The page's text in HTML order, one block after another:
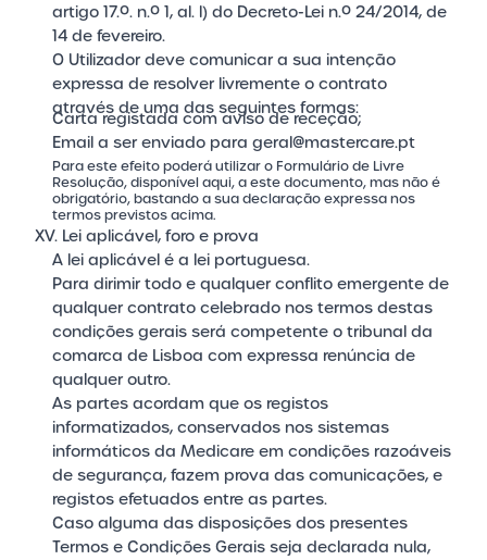
artigo 17.º. n.º 1, al. l) do Decreto-Lei n.º 24/2014, de
14 de fevereiro.
O Utilizador deve comunicar a sua intenção
expressa de resolver livremente o contrato
através de uma das seguintes formas:
Carta registada com aviso de receção;
Email a ser enviado para geral@mastercare.pt
Para este efeito poderá utilizar o Formulário de Livre
Resolução, disponívelaqui, a este documento, mas não é
obrigatório, bastando a sua declaração expressa nos
termos previstos acima.
XV. Lei aplicável, foro e prova
A lei aplicável é a lei portuguesa.
Para dirimir todo e qualquer conflito emergente de
qualquer contrato celebrado nos termos destas
condições gerais será competente o tribunal da
comarca de Lisboa com expressa renúncia de
qualquer outro.
As partes acordam que os registos
informatizados, conservados nos sistemas
informáticos da Medicare em condições razoáveis
de segurança, fazem prova das comunicações, e
registos efetuados entre as partes.
Caso alguma das disposições dos presentes
Termos e Condições Gerais seja declarada nula,